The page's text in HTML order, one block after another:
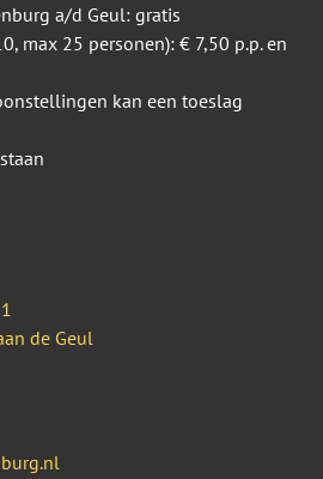
a/d Geul: gratis
max 25 personen): € 7,50 p.p. en
kan een toeslag
de Geul